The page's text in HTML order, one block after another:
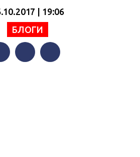
| 19:06
БЛОГИ